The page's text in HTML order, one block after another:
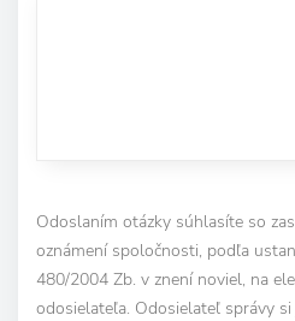
Odoslaním otázky súhlasíte so
oznámení spoločnosti, podľa
480/2004 Zb. v znení noviel, na
odosielateľa. Odosielateľ správy